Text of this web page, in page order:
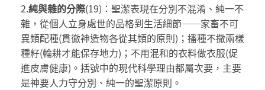
2.純與雜的分際(19)：聖潔表現在分別不混淆、純一不
雜，從個人立身處世的品格到生活細節──家畜不可
異類配種(貫徹神造物各從其類的原則)；播種不撒兩樣
種籽(輪耕才能保存地力)；不用混和的衣料做衣服(促
進皮膚健康)。括號中的現代科學理由都屬次要，主要
是神要人力守分別、純一的聖潔原則。